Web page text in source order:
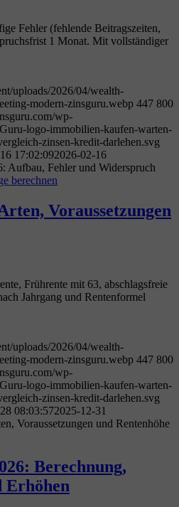
Fehler (fehlende Beitragszeiten,
1 Monat. Mit vollständiger
uploads/2026/04/wealth-
modern-zinsguru.webp 447 800
wp-
logo-immobilien-kaufen-warten-
zinsen-kredit-darlehen.svg
17:02:092026-02-16
Aufbau, Fehler und Widerspruch
Voraussetzungen
Frührente mit 63, abschlagsfreie
Jahrgang und Rentenformel
uploads/2026/04/wealth-
modern-zinsguru.webp 447 800
wp-
logo-immobilien-kaufen-warten-
zinsen-kredit-darlehen.svg
08:03:572025-12-31
Voraussetzungen und Rentenhöhe
Berechnung,
Erhöhen